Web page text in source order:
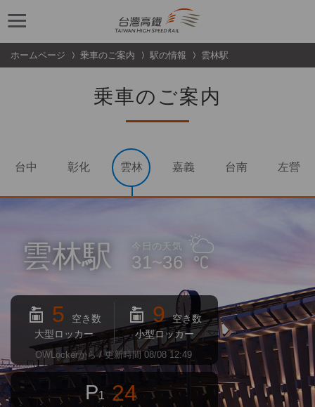
ホームページ 乗車のご案内 駅の情報 雲林駅
乗車のご案内
台中 彰化 雲林 嘉義 台南 左營
雲林駅 今日の天気
31~36
5
空き数
大型ロッカー
9
空き数
小型ロッカー
OWLockerから / 更新時間 08/08 12:49
P1 24